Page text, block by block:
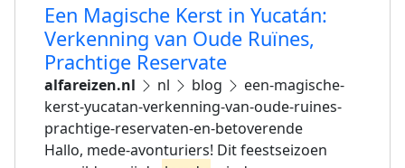
Een Magische Kerst in Yucatán:
Verkenning van Oude Ruïnes,
Prachtige Reservate
alfareizen.nl nl blog
een-magische-
kerst-yucatan-verkenning-van-oude-ruines-
prachtige-reservaten-en-betoverende
Hallo, mede-avonturiers! Dit feestseizoen